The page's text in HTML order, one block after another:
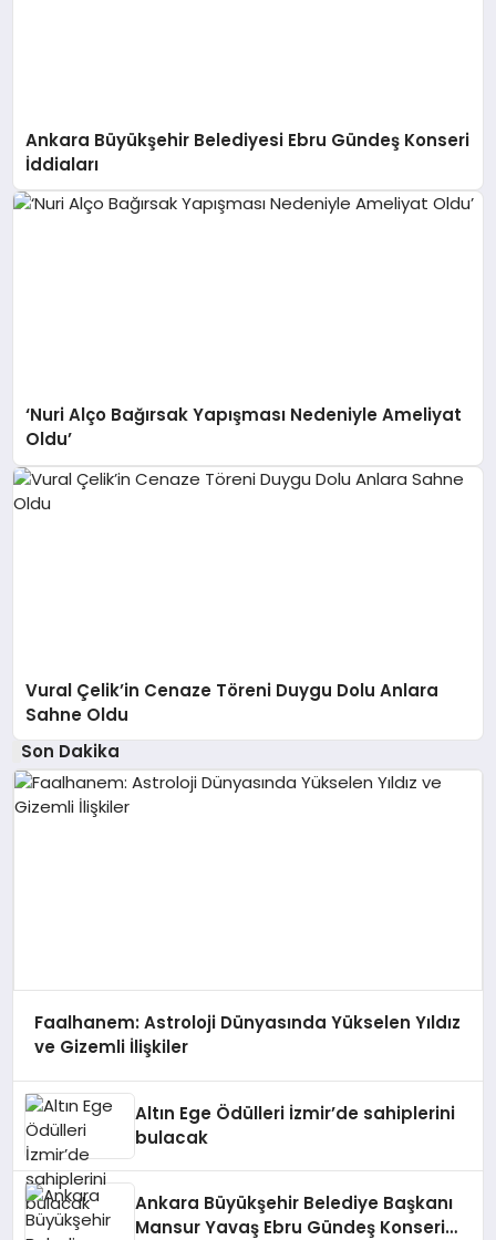
Ankara Büyükşehir Belediyesi Ebru Gündeş Konseri
İddiaları
‘Nuri Alço Bağırsak Yapışması Nedeniyle Ameliyat
Oldu’
Vural Çelik’in Cenaze Töreni Duygu Dolu Anlara
Sahne Oldu
Son Dakika
Faalhanem: Astroloji Dünyasında Yükselen Yıldız
ve Gizemli İlişkiler
Altın Ege Ödülleri İzmir’de sahiplerini
bulacak
Ankara Büyükşehir Belediye Başkanı
Mansur Yavaş Ebru Gündeş Konseri